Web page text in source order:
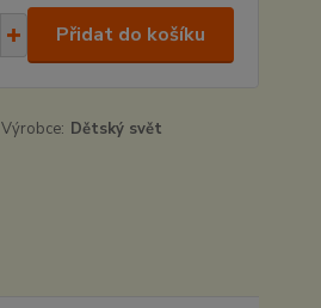
Přidat do košíku
Výrobce: Dětský svět